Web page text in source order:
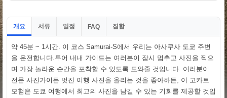
개요 서류 일정 FAQ 집합
약 45분 ~ 1시간. 이 코스 Samurai-S에서 우리는 아사쿠사 도쿄 주변
을 운전합니다.투어 내내 가이드는 여러분이 잠시 멈추고 사진을 찍으
며 가장 놀라운 순간을 포착할 수 있도록 도와줄 것입니다. 여러분이
전문 사진가이든 멋진 여행 사진을 올리는 것을 좋아하든, 이 고카트
모험은 도쿄 여행에서 최고의 사진을 남길 수 있는 기회를 제공할 것입